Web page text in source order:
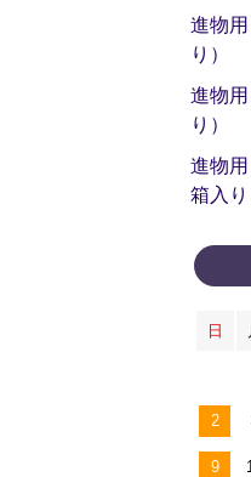
進物
り）
進物
り）
進物
箱入り
日
2
9